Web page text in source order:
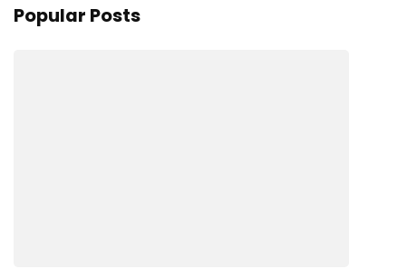
Popular Posts